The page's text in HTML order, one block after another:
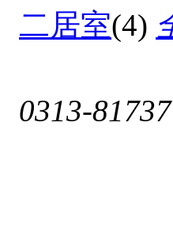
二居室(4)
0313-